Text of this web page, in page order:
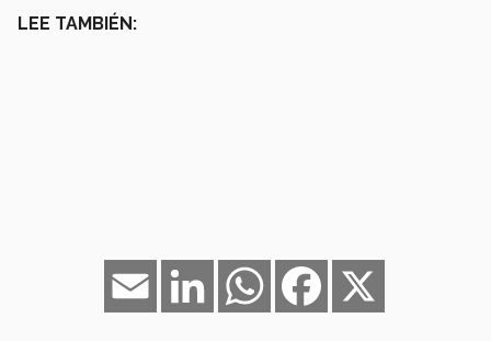
LEE TAMBIÉN:
Facebook
WhatsApp
LinkedIn
Email